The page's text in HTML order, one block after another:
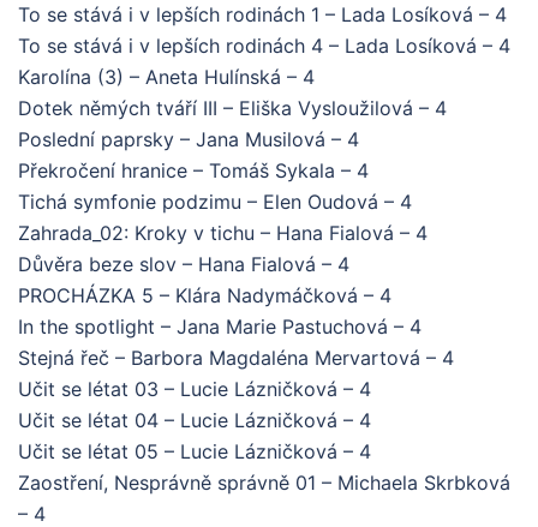
To se stává i v lepších rodinách 1 – Lada Losíková – 4
To se stává i v lepších rodinách 4 – Lada Losíková – 4
Karolína (3) – Aneta Hulínská – 4
Dotek němých tváří III – Eliška Vysloužilová – 4
Poslední paprsky – Jana Musilová – 4
Překročení hranice – Tomáš Sykala – 4
Tichá symfonie podzimu – Elen Oudová – 4
Zahrada_02: Kroky v tichu – Hana Fialová – 4
Důvěra beze slov – Hana Fialová – 4
PROCHÁZKA 5 – Klára Nadymáčková – 4
In the spotlight – Jana Marie Pastuchová – 4
Stejná řeč – Barbora Magdaléna Mervartová – 4
Učit se létat 03 – Lucie Lázničková – 4
Učit se létat 04 – Lucie Lázničková – 4
Učit se létat 05 – Lucie Lázničková – 4
Zaostření, Nesprávně správně 01 – Michaela Skrbková
– 4